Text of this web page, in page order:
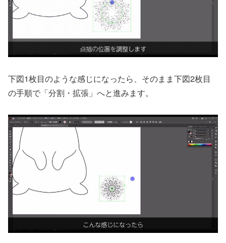
下図1枚目のような感じになったら、そのまま下図2枚目
の手順で「分割・拡張」へと進みます。